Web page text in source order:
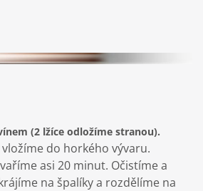
(2 lžíce odložíme stranou).
do horkého vývaru.
asi 20 minut. Očistíme a
na špalíky a rozdělíme na